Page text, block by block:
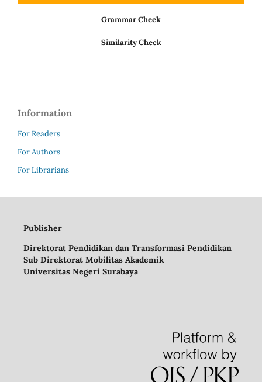
Grammar Check
Similarity Check
Information
For Readers
For Authors
For Librarians
Publisher
Direktorat Pendidikan dan Transformasi Pendidikan
Sub Direktorat Mobilitas Akademik
Universitas Negeri Surabaya